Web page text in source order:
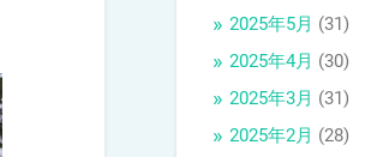
2025年5月 (31)
2025年4月 (30)
2025年3月 (31)
2025年2月 (28)